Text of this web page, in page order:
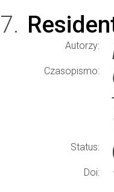
Autorzy:
Czasopismo:
Status:
Doi: